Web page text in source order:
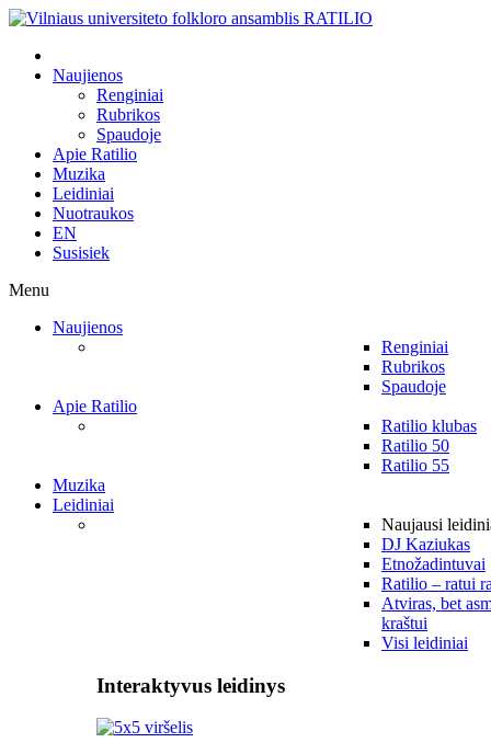
Naujienos
Renginiai
Rubrikos
Spaudoje
Apie Ratilio
Muzika
Leidiniai
Nuotraukos
EN
Susisiek
Menu
Naujienos
Renginiai
Rubrikos
Spaudoje
Apie Ratilio
Ratilio klubas
Ratilio 50
Ratilio 55
Muzika
Leidiniai
Naujausi
DJ Kaziukas
Etnožadintuvai
Ratilio – ratui
Atviras, bet
kraštui
Visi leidiniai
Interaktyvus leidinys